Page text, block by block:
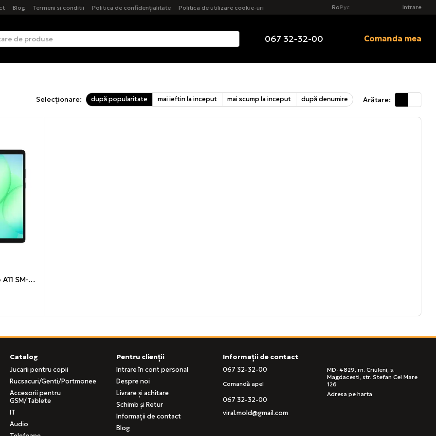
Blog Termeni si conditii Politica de confidențialitate Politica de utilizare cookie-uri RoРус Intrare
067 32-32-00 Comanda mea
Selecționare: după popularitate mai ieftin la inceput mai scump la inceput după denumire Arătare:
Samsung Galaxy Tab A11 SM-X315 8/128Gb 5G Grey
Catalog
Jucarii pentru copii
Rucsacuri/Genti/Portmonee
Accesorii pentru
GSM/Tablete
IT
Audio
Pentru clienții
Intrare în cont personal
Despre noi
Livrare și achitare
Schimb și Retur
Informații de contact
Blog
Informații de contact
067 32-32-00
Comandă apel
067 32-32-00
viral.mold@gmail.com
MD-4829, rn. Criuleni, s.
Magdacesti, str. Stefan Cel Mare
126
Adresa pe harta